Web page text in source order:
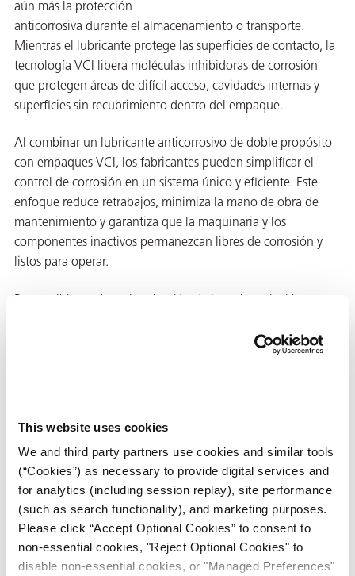
This website uses cookies
We and third party partners use cookies and similar tools
(“Cookies”) as necessary to provide digital services and
for analytics (including session replay), site performance
(such as search functionality), and marketing purposes.
Please click “Accept Optional Cookies” to consent to
non-essential cookies, "Reject Optional Cookies" to
disable non-essential cookies, or "Managed Preferences"
and
statistics to
view this
content.
aún más la protección
anticorrosiva durante el almacenamiento o transporte.
Mientras el lubricante protege las superficies de contacto, la
tecnología VCI libera moléculas inhibidoras de corrosión
que protegen áreas de difícil acceso, cavidades internas y
superficies sin recubrimiento dentro del empaque.
Al combinar un lubricante anticorrosivo de doble propósito
con empaques VCI, los fabricantes pueden simplificar el
control de corrosión en un sistema único y eficiente. Este
enfoque reduce retrabajos, minimiza la mano de obra de
mantenimiento y garantiza que la maquinaria y los
componentes inactivos permanezcan libres de corrosión y
listos para operar.
solución ZERUST® adecuada?
Hable con un especialista en corrosión de ZERUST® para
identificar la mejor solución de prevención de corrosión y
lubricación para su aplicación.
Contactar a ZERUST®